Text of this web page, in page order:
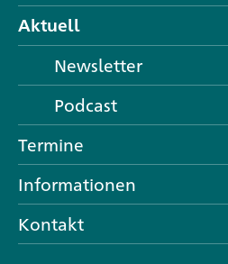
Aktuell
Newsletter
Podcast
Termine
Informationen
Kontakt